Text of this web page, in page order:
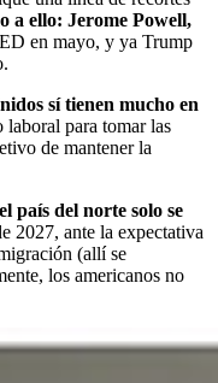
a ello: Jerome Powell,
en mayo, y ya Trump
sí tienen mucho en
laboral para tomar las
de mantener la
país del norte solo se
2027, ante la expectativa
(allí se
los americanos no